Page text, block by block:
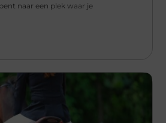
naar een plek waar je